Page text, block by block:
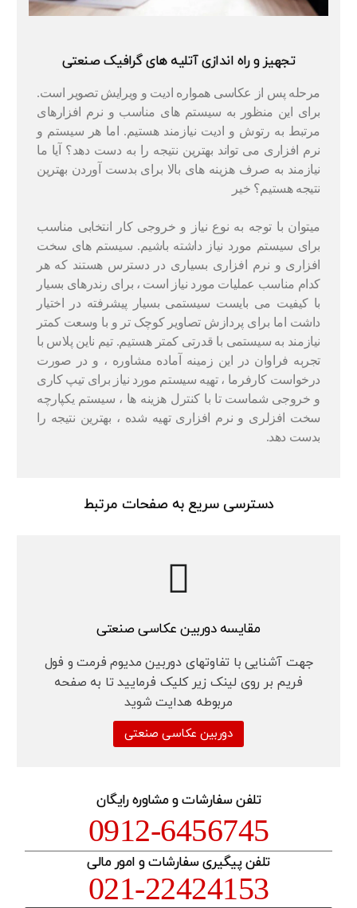
تجهیز و راه اندازی آتلیه های گرافیک صنعتی
مرحله پس از عکاسی همواره ادیت و ویرایش تصویر است.
برای این منظور به سیستم های مناسب و نرم افزارهای
مرتبط به رتوش و ادیت نیازمند هستیم. اما هر سیستم و
نرم افزاری می تواند بهترین نتیجه را به دست دهد؟ آیا ما
نیازمند به صرف هزینه های بالا برای بدست آوردن بهترین
نتیجه هستیم؟ خیر
میتوان با توجه به نوع نیاز و خروجی کار انتخابی مناسب
برای سیستم مورد نیاز داشته باشیم. سیستم های سخت
افزاری و نرم افزاری بسیاری در دسترس هستند که هر
کدام مناسب عملیات مورد نیاز است ، برای رندرهای بسیار
با کیفیت می بایست سیستمی بسیار پیشرفته در اختیار
داشت اما برای پردازش تصاویر کوچک تر و با وسعت کمتر
نیازمند به سیستمی با قدرتی کمتر هستیم. تیم ناین پلاس با
تجربه فراوان در این زمینه آماده مشاوره ، و در صورت
درخواست کارفرما ، تهیه سیستم مورد نیاز برای تیپ کاری
و خروجی شماست تا با کنترل هزینه ها ، سیستم یکپارچه
سخت افزلری و نرم افزاری تهیه شده ، بهترین نتیجه را
بدست دهد.
دسترسی سریع به صفحات مرتبط
مقایسه دوربین عکاسی صنعتی
جهت آشنایی با تفاوتهای دوربین مدیوم فرمت و فول
فریم بر روی لینک زیر کلیک فرمایید تا به صفحه
مربوطه هدایت شوید
دوربین عکاسی صنعتی
تلفن سفارشات و مشاوره رایگان
0912-6456745
تلفن پیگیری سفارشات و امور مالی
021-22424153